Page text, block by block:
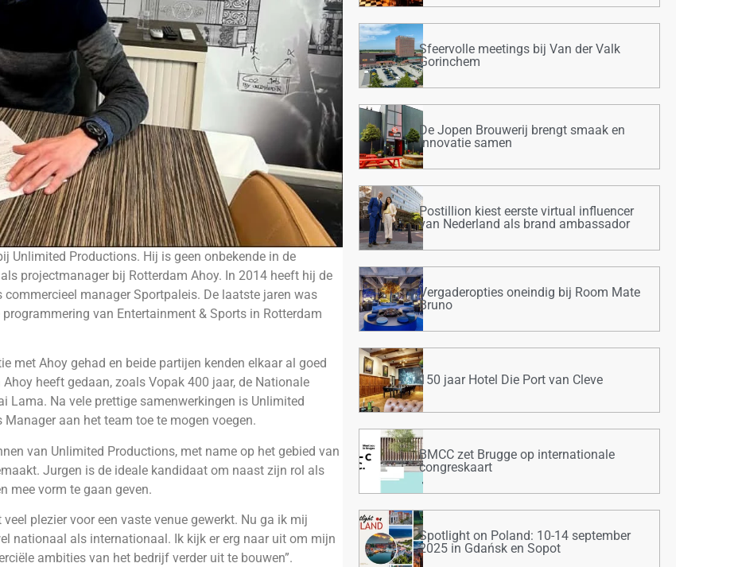
Unlimited Productions. Hij is geen onbekende in de
projectmanager bij Rotterdam Ahoy. In 2014 heeft hij de
manager Sportpaleis. De laatste jaren was
van Entertainment & Sports in Rotterdam
met Ahoy gehad en beide partijen kenden elkaar al goed
heeft gedaan, zoals Vopak 400 jaar, de Nationale
Lama. Na vele prettige samenwerkingen is Unlimited
aan het team toe te mogen voegen.
van Unlimited Productions, met name op het gebied van
Jurgen is de ideale kandidaat om naast zijn rol als
mee vorm te gaan geven.
plezier voor een vaste venue gewerkt. Nu ga ik mij
nationaal als internationaal. Ik kijk er erg naar uit om mijn
ambities van het bedrijf verder uit te bouwen”.
Sfeervolle meetings bij Van der Valk
Gorinchem
De Jopen Brouwerij brengt smaak en
innovatie samen
Postillion kiest eerste virtual influencer
van Nederland als brand ambassador
Vergaderopties oneindig bij Room Mate
Bruno
150 jaar Hotel Die Port van Cleve
BMCC zet Brugge op internationale
congreskaart
Spotlight on Poland: 10-14 september
2025 in Gdańsk en Sopot